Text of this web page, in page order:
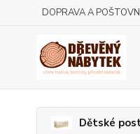
DOPRAVA A
Dětské